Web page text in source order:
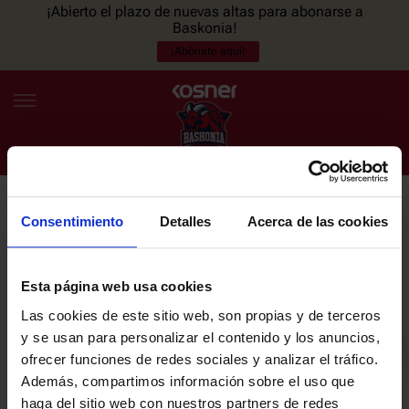
Consentimiento Detalles Acerca de las cookies
Esta página web usa cookies
Las cookies de este sitio web, son propias y de terceros
y se usan para personalizar el contenido y los anuncios,
ofrecer funciones de redes sociales y analizar el tráfico.
Además, compartimos información sobre el uso que
haga del sitio web con nuestros partners de redes
¡Abierto el plazo de nuevas altas para abonarse a
Baskonia!
¡Abónate aquí!
ES EU
NOTICIAS
PLANTILLA
ENTRADAS
NEWSLETTER
últimas noticias y promociones del club.
Email
He leído y acepto laPolítica de privacidaddel SASKI BASKONIA